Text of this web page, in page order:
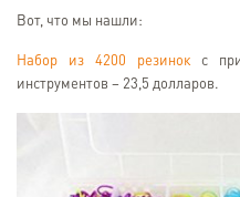
Вот, что мы нашли:
Набор из 4200 резинок с
инструментов – 23,5 долларов.